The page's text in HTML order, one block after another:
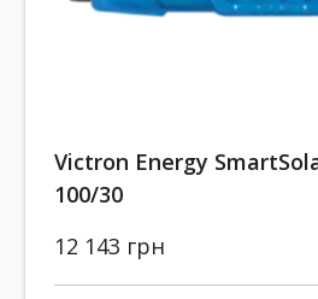
Victron Energy
100/30
12 143 грн